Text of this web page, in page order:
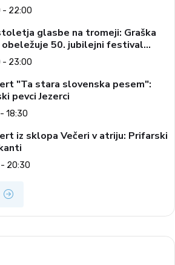
- 22:00
glasbe na tromeji: Graška
obeležuje 50. jubilejni festival
zabavne glasbe
- 23:00
"Ta stara slovenska pesem":
pevci Jezerci
18:30
iz sklopa Večeri v atriju: Prifarski
20:30